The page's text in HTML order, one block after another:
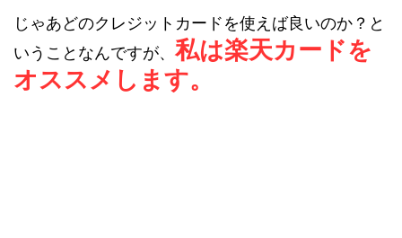
じゃあどのクレジットカードを使えば良いのか？と
いうことなんですが、 私は楽天カードを
オススメします。